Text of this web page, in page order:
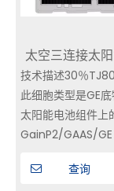
太空三连接太阳
件30％
技术描述30％
此细胞类型是GE
太阳能电池组件上
GainP2/GAAS/
32％）。太阳能
了离散的SI旁路二
查询